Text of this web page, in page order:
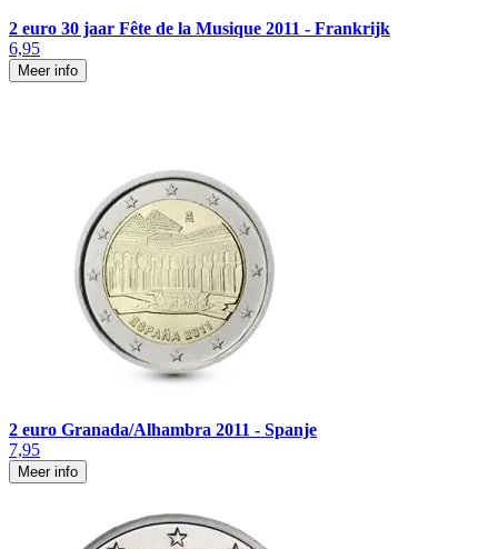
2 euro 30 jaar Fête de la Musique 2011 - Frankrijk
6,95
Meer info
2 euro Granada/Alhambra 2011 - Spanje
7,95
Meer info